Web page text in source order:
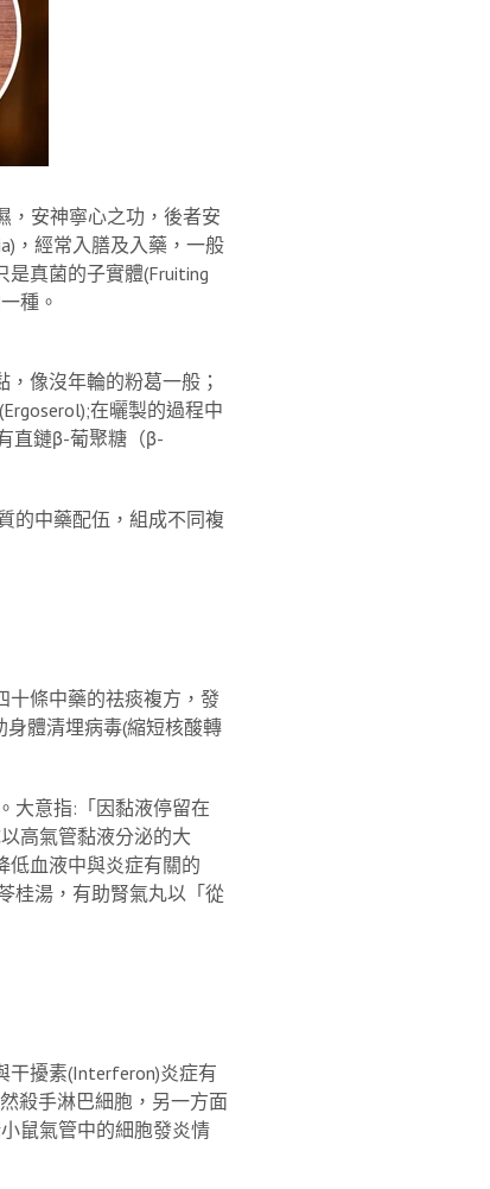
，安神寧心之功，後者安
，經常入膳及入藥，一般
是真菌的子實體(Fruiting
種。
像沒年輪的粉葛一般；
在曬製的過程中
直鏈β-葡聚糖（β-
的中藥配伍，組成不同複
十條中藥的祛痰複方，發
體清埋病毒(縮短核酸轉
大意指:「因黏液停留在
高氣管黏液分泌的大
低血液中與炎症有關的
桂湯，有助腎氣丸以「從
擾素(Interferon)炎症有
殺手淋巴細胞，另一方面
鼠氣管中的細胞發炎情